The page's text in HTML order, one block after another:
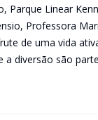
Linear
Professora
de uma vida
diversão são